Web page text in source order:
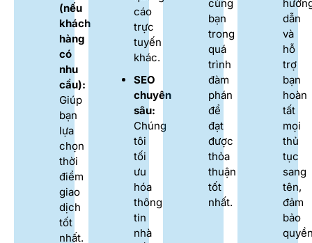
(nếu
khách
hàng
có
nhu
cầu):
Giúp
bạn
lựa
chọn
thời
điểm
giao
dịch
tốt
nhất.
cáo
trực
tuyến
khác.
SEO
chuyên
sâu:
Chúng
tôi
tối
ưu
hóa
thông
tin
nhà
cùng
bạn
trong
quá
trình
đàm
phán
để
đạt
được
thỏa
thuận
tốt
nhất.
dẫn
và
hỗ
trợ
bạn
hoàn
tất
mọi
thủ
tục
sang
tên,
đảm
bảo